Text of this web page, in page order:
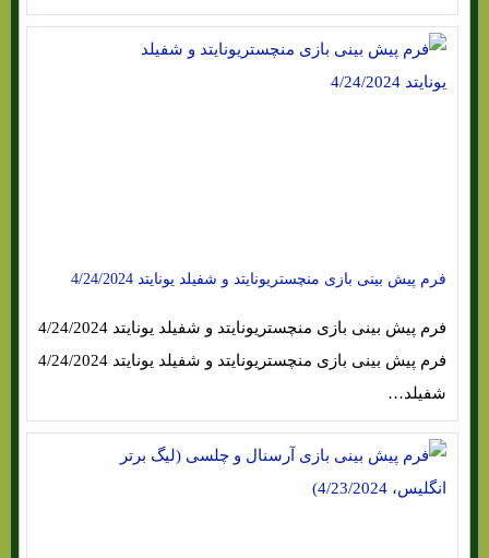
فرم پیش بینی بازی منچستریونایتد و شفیلد یونایتد 4/24/2024
فرم پیش بینی بازی منچستریونایتد و شفیلد یونایتد 4/24/2024
شفیلد…